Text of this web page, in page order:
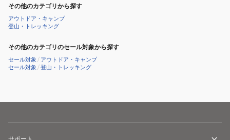
その他のカテゴリから探す
アウトドア・キャンプ
登山・トレッキング
その他のカテゴリのセール対象から探す
セール対象 / アウトドア・キャンプ
セール対象 /登山・トレッキング